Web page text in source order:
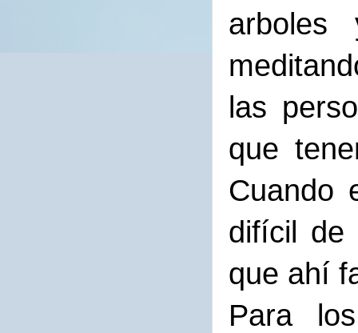
las
que
Cuando
difícil de
que ahí
Para